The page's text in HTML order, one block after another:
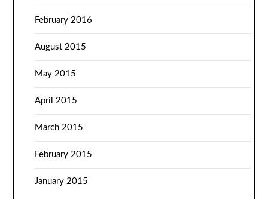
February 2016
August 2015
May 2015
April 2015
March 2015
February 2015
January 2015